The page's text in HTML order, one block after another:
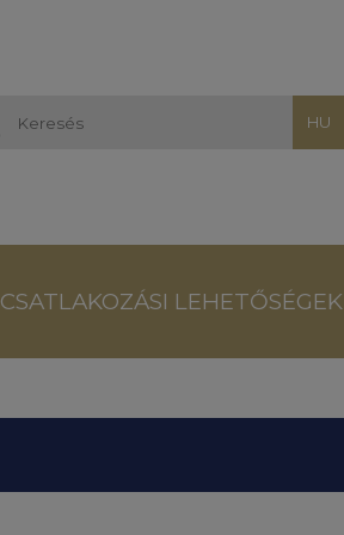
HU
CSATLAKOZÁSI LEHETŐSÉGEK